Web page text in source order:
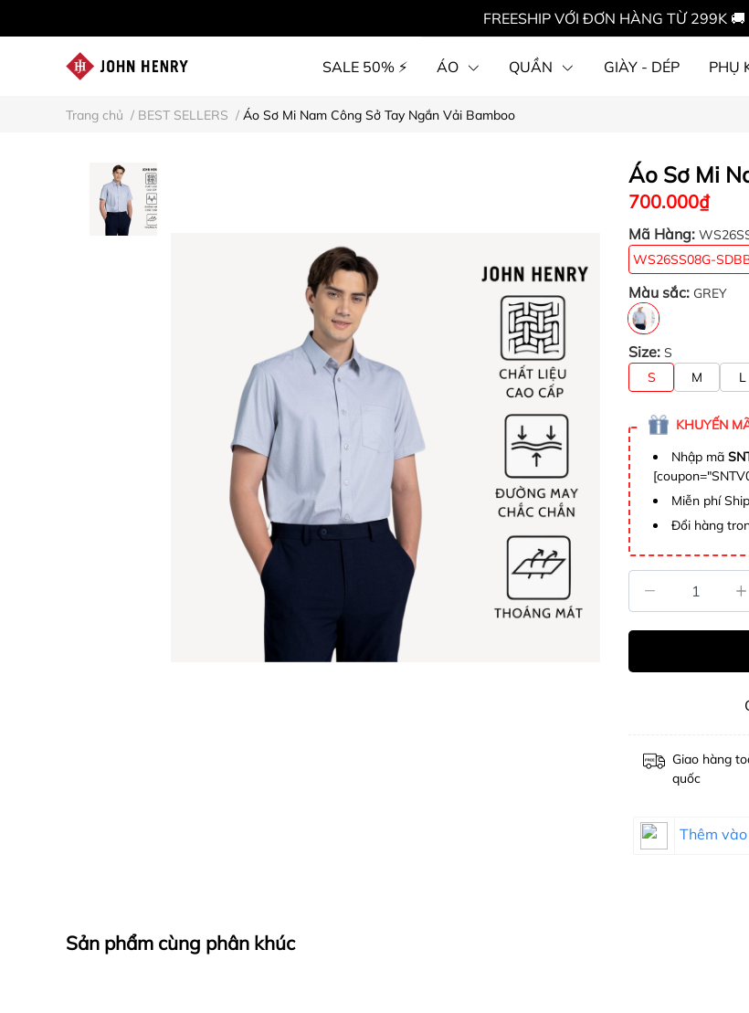
FREESHIP VỚI ĐƠN HÀNG TỪ 299K 🚚
SALE 50% ⚡ ÁO QUẦN GIÀY - DÉP PHỤ
Trang chủ / BEST SELLERS / Áo Sơ Mi Nam Công Sở Tay Ngắn Vải Bamboo
Áo Sơ Mi
700.000₫
Mã Hàng:
WS26SS08G-
Màu sắc: GREY
Size: S
S M L
KHUYẾN
Nhập mã
Miễn phí
Đổi hàng
Giao hàng
quốc
Thêm
Sản phẩm cùng phân khúc